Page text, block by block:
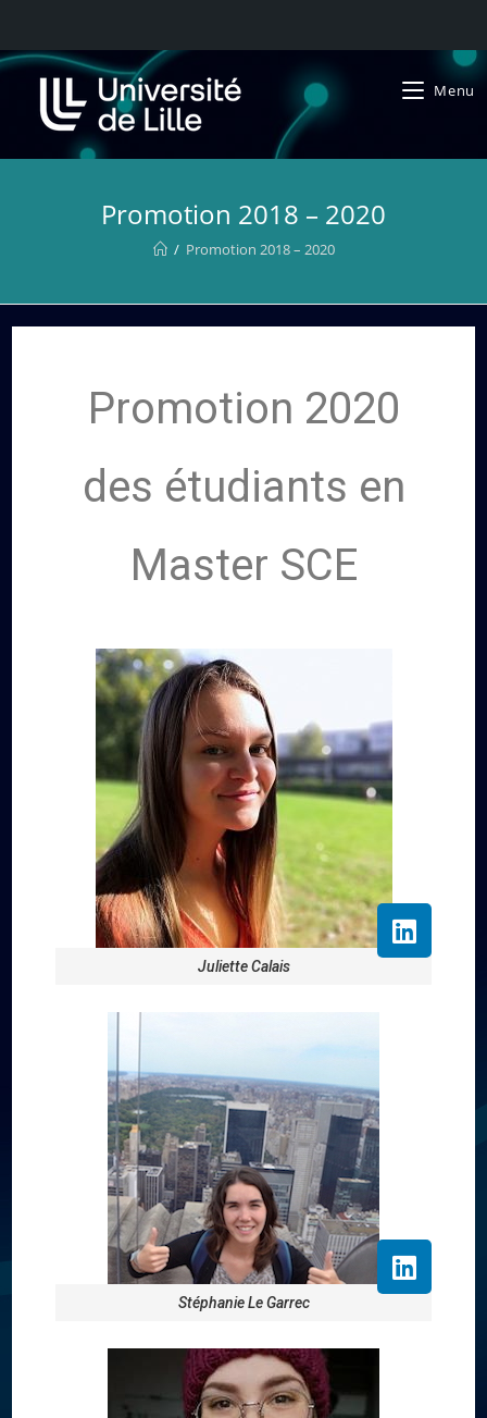
Menu
Promotion 2018 – 2020
/ Promotion 2018 – 2020
Promotion 2020
des étudiants en
Master SCE
Juliette Calais
Stéphanie Le Garrec